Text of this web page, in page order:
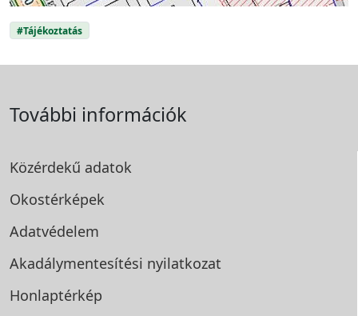
#Tájékoztatás
További információk
Közérdekű adatok
Okostérképek
Adatvédelem
Akadálymentesítési nyilatkozat
Honlaptérkép